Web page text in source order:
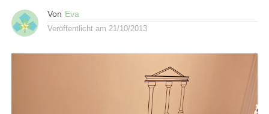
Von Eva
Veröffentlicht am 21/10/2013